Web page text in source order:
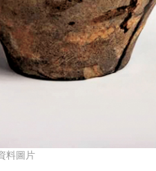
料圖片